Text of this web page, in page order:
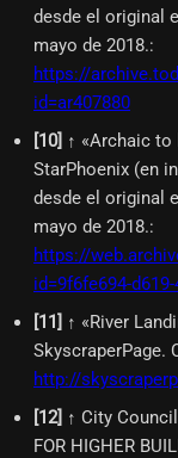
desde el original
mayo de 2018.:
https://
id=ar407880
[10] ↑ «Archaic
StarPhoenix (en
desde el original
mayo de 2018.:
https://
id=9f6fe694-
[11] ↑ «River
SkyscraperPage.
http://
[12] ↑ City
FOR HIGHER